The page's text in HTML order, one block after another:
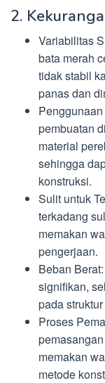
2.
Variabilitas
bata merah
tidak stabil
panas dan
pembuatan
material
sehingga
konstruksi.
Sulit untuk
terkadang
memakan
pengerjaan.
Beban
signifikan,
pada
Proses
memakan
metode